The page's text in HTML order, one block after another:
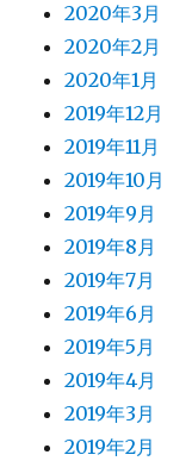
2020年3月
2020年2月
2020年1月
2019年12月
2019年11月
2019年10月
2019年9月
2019年8月
2019年7月
2019年6月
2019年5月
2019年4月
2019年3月
2019年2月